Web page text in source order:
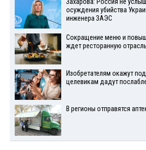
Захарова: Россия не
осуждения убийства
инженера ЗАЭС
Сокращение меню и
ждет ресторанную
Изобретателям окажут
целевикам дадут
В регионы отправятся